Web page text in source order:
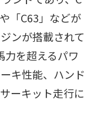
「C63」などが
ンが搭載されて
力を超えるパワ
キ性能、ハンド
ーキット走行に